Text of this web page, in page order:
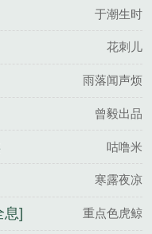
于潮生时
花刺儿
雨落闻声烦
曾毅出品
咕噜米
寒露夜凉
息] 重点色虎鲸